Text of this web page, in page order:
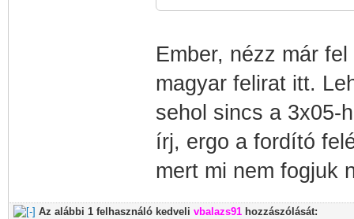
Ember, nézz már
magyar felirat itt.
sehol sincs a 3x05-
írj, ergo a fordító
mert mi nem fogjuk
Az alábbi 1 felhasználó kedveli vbalazs91 hozzászólását: